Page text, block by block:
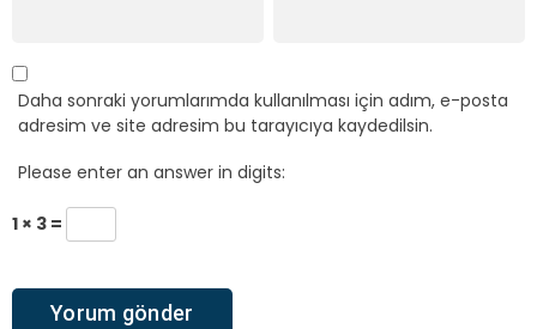
Daha sonraki yorumlarımda kullanılması için adım, e-posta
adresim ve site adresim bu tarayıcıya kaydedilsin.
Please enter an answer in digits:
1 × 3 =